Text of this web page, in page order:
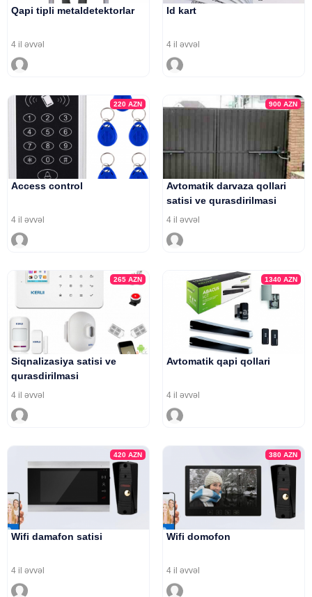
Qapi tipli metaldetektorlar
4 il əvvəl
Id kart
4 il əvvəl
220AZN
Access control
4 il əvvəl
900 AZN
Avtomatik darvaza qollari
satisi ve qurasdirilmasi
4 il əvvəl
265AZN
Siqnalizasiya satisi ve
qurasdirilmasi
4 il əvvəl
1340 AZN
Avtomatik qapi qollari
4 il əvvəl
420AZN
Wifi damafon satisi
4 il əvvəl
380 AZN
Wifi domofon
4 il əvvəl